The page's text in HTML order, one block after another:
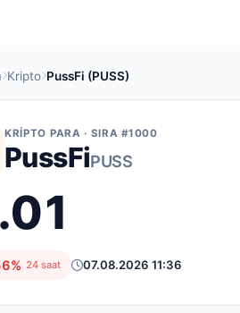
Kripto PussFi (PUSS)
KRIPTO PARA · SIRA #1000
PussFiPUSS
24 saat 07.08.2026 11:36